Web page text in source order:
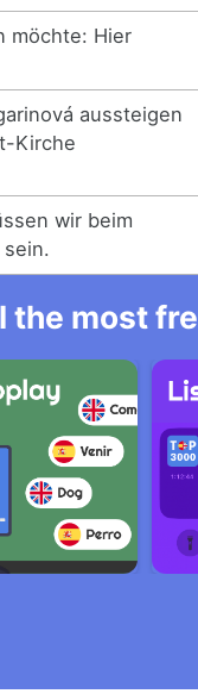
möchte: Hier
aussteigen
Kirche
wir beim
the most